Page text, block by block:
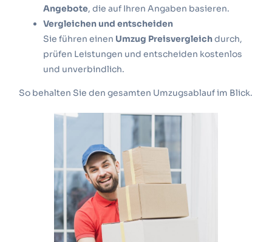
Angebote, die auf Ihren Angaben basieren.
Vergleichen und entscheiden
Sie führen einen Umzug Preisvergleichdurch,
prüfen Leistungen und entscheiden kostenlos
und unverbindlich.
So behalten Sie den gesamten Umzugsablauf im Blick.